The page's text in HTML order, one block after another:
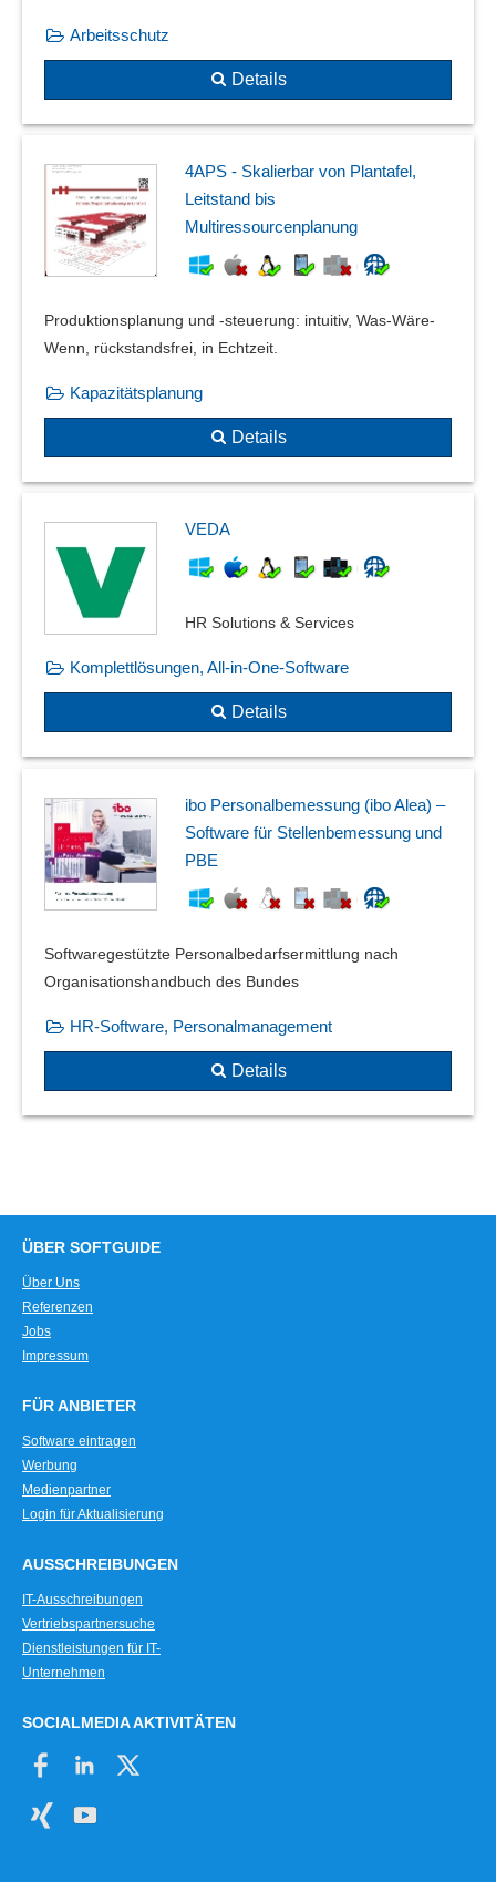
Arbeitsschutz
Details
4APS - Skalierbar von Plantafel,
Leitstand bis
Multiressourcenplanung
Produktionsplanung und -steuerung: intuitiv, Was-Wäre-
Wenn, rückstandsfrei, in Echtzeit.
Kapazitätsplanung
Details
VEDA
HR Solutions & Services
Komplettlösungen, All-in-One-Software
Details
ibo Personalbemessung (ibo Alea) –
Software für Stellenbemessung und
PBE
Softwaregestützte Personalbedarfsermittlung nach
Organisationshandbuch des Bundes
HR-Software, Personalmanagement
Details
ÜBER SOFTGUIDE
Über Uns
Referenzen
Jobs
Impressum
FÜR ANBIETER
Software eintragen
Werbung
Medienpartner
Login für Aktualisierung
AUSSCHREIBUNGEN
IT-Ausschreibungen
Vertriebspartnersuche
Dienstleistungen für IT-
Unternehmen
SOCIALMEDIA AKTIVITÄTEN